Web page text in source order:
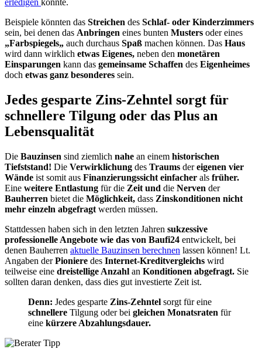
erledigen könnte.
Beispiele könnten das Streichen des Schlaf- oder Kinderzimmers
sein, bei denen das Anbringen eines bunten Musters oder eines
„Farbspiegels„ auch durchaus Spaß machen können. Das Haus
wird dann wirklich etwas Eigenes, neben den monetären
Einsparungen kann das gemeinsame Schaffen des Eigenheimes
doch etwas ganz besonderes sein.
Jedes gesparte Zins-Zehntel sorgt für
schnellere Tilgung oder das Plus an
Lebensqualität
Die Bauzinsen sind ziemlich nahe an einem historischen
Tiefststand! Die Verwirklichung des Traums dereigenen vier
Wände ist somit aus Finanzierungssicht einfacher als früher.
Eine weitere Entlastung für die Zeit und die Nerven der
Bauherren bietet die Möglichkeit, dass Zinskonditionen nicht
mehr einzeln abgefragt werden müssen.
Stattdessen haben sich in den letzten Jahren sukzessive
professionelle Angebote wie das von Baufi24 entwickelt, bei
denen Bauherren aktuelle Bauzinsen berechnen lassen können! Lt.
Angaben derPioniere des Internet-Kreditvergleichs wird
teilweise eine dreistellige Anzahl an Konditionen abgefragt. Sie
sollten daran denken, dass dies gut investierte Zeit ist.
Denn: Jedes gesparte Zins-Zehntel sorgt für eine
schnellere Tilgung oder bei gleichen Monatsraten für
eine kürzere Abzahlungsdauer.